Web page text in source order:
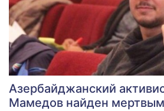
Азербайджанский
Мамедов найден